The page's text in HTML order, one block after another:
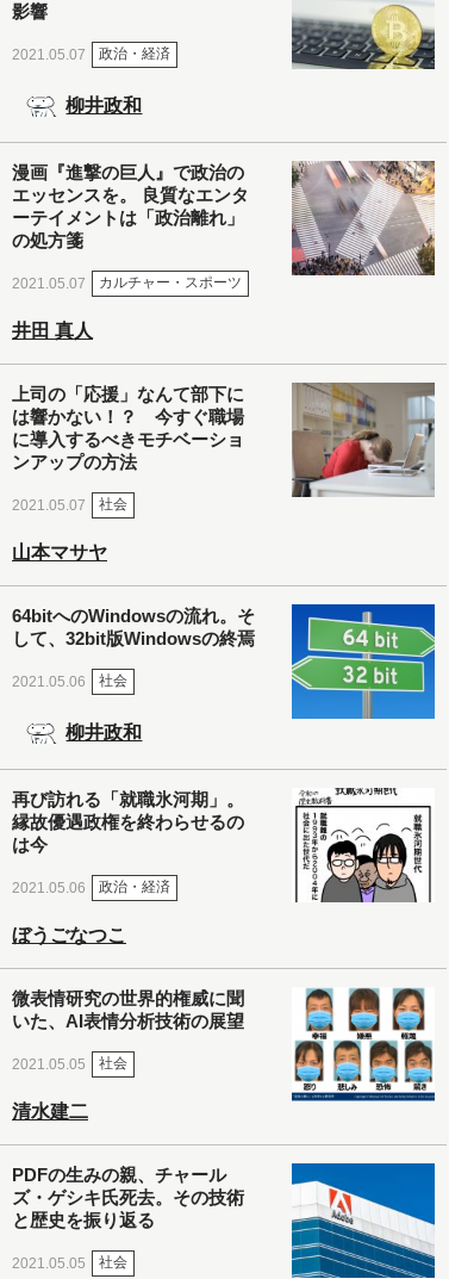
影響
2021.05.07 政治・経済
柳井政和
漫画『進撃の巨人』で政治の
エッセンスを。 良質なエンタ
ーテイメントは「政治離れ」
の処方箋
2021.05.07 カルチャー・スポーツ
井田 真人
上司の「応援」なんて部下に
は響かない！？ 今すぐ職場
に導入するべきモチベーショ
ンアップの方法
2021.05.07 社会
山本マサヤ
64bitへのWindowsの流れ。そ
して、32bit版Windowsの終焉
2021.05.06 社会
柳井政和
再び訪れる「就職氷河期」。
縁故優遇政権を終わらせるの
は今
2021.05.06 政治・経済
ぼうごなつこ
微表情研究の世界的権威に聞
いた、AI表情分析技術の展望
2021.05.05 社会
清水建二
PDFの生みの親、チャール
ズ・ゲシキ氏死去。その技術
と歴史を振り返る
2021.05.05 社会